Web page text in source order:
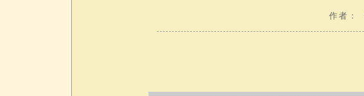
作者：